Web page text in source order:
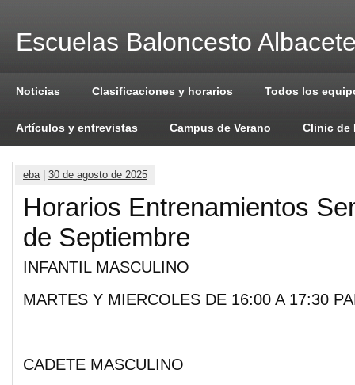
Escuelas Baloncesto
Noticias Clasificaciones y horarios Todos los
Artículos y entrevistas Campus de Verano Clinic de
eba| 30 de agosto de 2025
Horarios Entrenamientos
de Septiembre
INFANTIL MASCULINO
MARTES Y MIERCOLES DE 16:00 A 17:30
CADETE MASCULINO